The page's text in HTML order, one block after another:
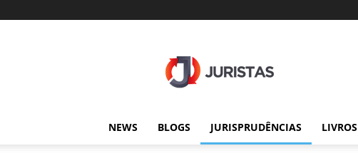
NEWS BLOGS JURISPRUDÊNCIAS LIVROS